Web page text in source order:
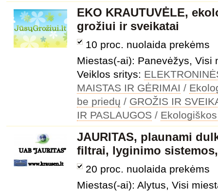
EKO KRAUTUVĖLE,
grožiui ir sveikatai
10 proc. nuolaida prekėms
Miestas(-ai): Panevėžys, Visi
Veiklos sritys:
MAISTAS IR GĖRIMAI /
be priedų / GROŽIS IR
IR PASLAUGOS /
JAURITAS, plaunami
filtrai, lyginimo
20 proc. nuolaida prekėms
Miestas(-ai): Alytus, Visi